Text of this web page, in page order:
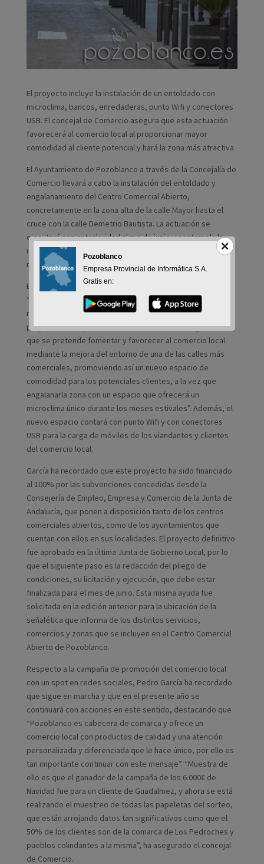
El proyecto incluye la instalación de un entoldado con
microclima, bancos, enredaderas, punto Wifi y conectores
USB. El concejal de Comercio asegura que esta actuación
favorecerá al comercio local al proporcionar mayor
comodidad al cliente potencial y hará la zona más atractiva
El Ayuntamiento de Pozoblanco a través de la Concejalía de
Comercio llevará a cabo la instalación del entoldado y
engalanamiento del Centro Comercial Abierto,
concretamente en la zona alta de la calle Mayor hasta el
cruce con la calle Demetrio Bautista. La actuación se
ejecutará con anterioridad al me de junio y contempla la
instalación de entoldados con plantas enredaderas,
microclima, punto Wifi y conectores USB.
El concejal de Comercio, Pedro García, ha indicado que
“esta actuación se ubica en la zona de la calle Mayor con
mayor amplitud de acerado, ya que la instalación
proyectada ocupa una zona de 22 metros de largo, con la
que se pretende fomentar y favorecer al comercio local
mediante la mejora del entorno de una de las calles más
comerciales, promoviendo así un nuevo espacio de
comodidad para los potenciales clientes, a la vez que
engalanarla zona con un espacio que ofrecerá un
microclima único durante los meses estivales”. Además, el
nuevo espacio contará con punto Wifi y con conectores
USB para la carga de móviles de los viandantes y clientes
del comercio local.
García ha recordado que este proyecto ha sido financiado
al 100% por las subvenciones concedidas desde la
Consejería de Empleo, Empresa y Comercio de la Junta de
Andalucía, que ponen a disposición tanto de los centros
comerciales abiertos, como de los ayuntamientos que
cuentan con ellos en sus localidades. El proyecto definitivo
fue aprobado en la última Junta de Gobierno Local, por lo
que el siguiente paso es la redacción del pliego de
condiciones, su licitación y ejecución, que debe estar
finalizada para el mes de junio. Esta misma ayuda fue
solicitada en la edición anterior para la ubicación de la
señalética que informa de los distintos servicios,
comercios y zonas que se incluyen en el Centro Comercial
Abierto de Pozoblanco.
Respecto a la campaña de promoción del comercio local
con un spot en redes sociales, Pedro García ha recordado
que sigue en marcha y que en el presente año se
continuará con acciones en este sentido, destacando que
“Pozoblanco es cabecera de comarca y ofrece un
comercio local con productos de calidad y una atención
personalizada y diferenciada que le hace único, por ello es
tan importante continuar con este mensaje”. “Muestra de
ello es que el ganador de la campaña de los 6.000€ de
Navidad fue para un cliente de Guadalmez, y ahora se está
realizando el muestreo de todas las papeletas del sorteo,
que están arrojando datos tan significativos como que el
50% de los clientes son de la comarca de Los Pedroches y
pueblos colindantes a la misma”, ha asegurado el concejal
de Comercio.
Pozoblanco
Empresa Provincial de Informática S.A.
Gratis en: